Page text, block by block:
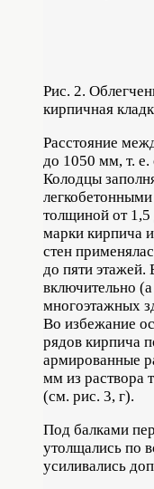
Рис. 2.
кирпичная
Расстояние
до 1050 мм, т. е.
Колодцы
толщиной от 1,5
марки кирпича
стен
до пяти этажей.
включительно
многоэтажных
Во избежание
рядов кирпича
армированные
мм из раствора
(см. рис. 3, г).
Под балками
утолщались по
усиливались